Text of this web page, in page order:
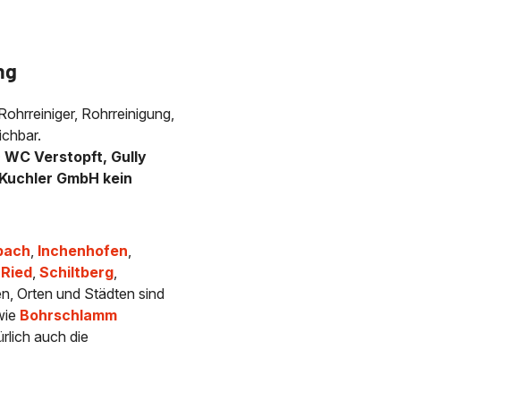
Rohrreinigung,
Verstopft, Gully
GmbH kein
, Inchenhofen,
Ried,Schiltberg,
Orten und Städten sind
Bohrschlamm
auch die